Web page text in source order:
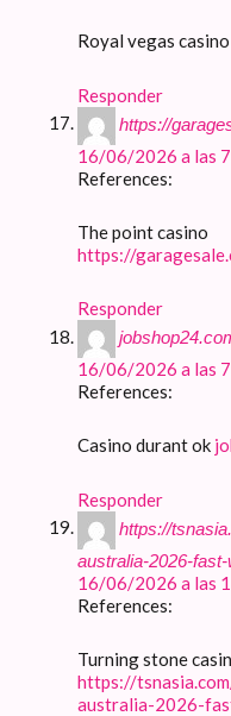
Royal vegas casino
Responder
https://
16/06/2026 a las
References:
The point casino
https://
Responder
16/06/2026 a las
References:
Casino durant ok
Responder
https://
australia-2026-
16/06/2026 a las
References:
Turning stone
https://
australia-2026-